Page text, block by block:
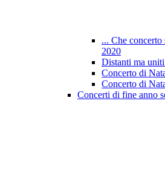
... Che
2020
Distanti ma
Concerto di
Concerto di
Concerti di fine anno